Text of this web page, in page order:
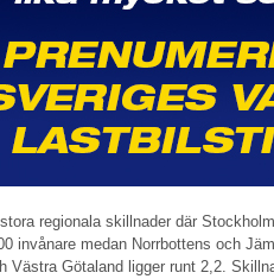
regionala skillnader där
invånare medan Norrbottens och
Västra Götaland ligger runt 2,2.